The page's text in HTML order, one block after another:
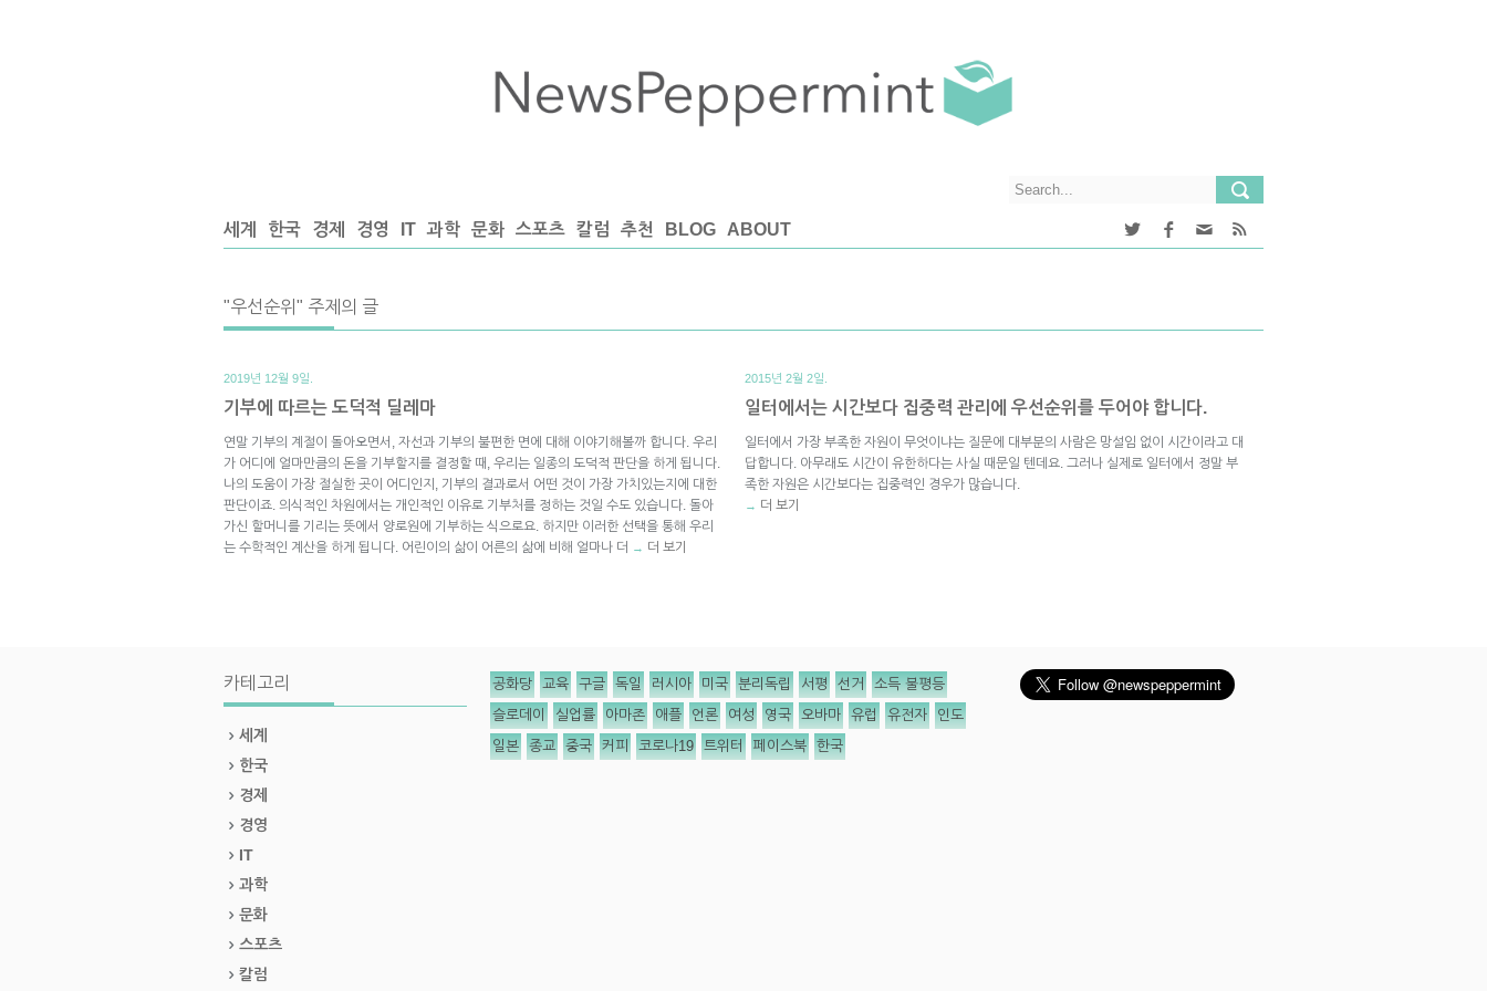
세계 한국 경제 경영 IT 과학 문화 스포츠 칼럼 추천 BLOG ABOUT
"우선순위" 주제의 글
2019년 12월 9일.
기부에 따르는 도덕적 딜레마
연말 기부의 계절이 돌아오면서, 자선과 기부의 불편한 면에 대해 이야기해볼까 합니다. 우리
가 어디에 얼마만큼의 돈을 기부할지를 결정할 때, 우리는 일종의 도덕적 판단을 하게 됩니다.
나의 도움이 가장 절실한 곳이 어디인지, 기부의 결과로서 어떤 것이 가장 가치있는지에 대한
판단이죠. 의식적인 차원에서는 개인적인 이유로 기부처를 정하는 것일 수도 있습니다. 돌아
가신 할머니를 기리는 뜻에서 양로원에 기부하는 식으로요. 하지만 이러한 선택을 통해 우리
는 수학적인 계산을 하게 됩니다. 어린이의 삶이 어른의 삶에 비해 얼마나 더 → 더 보기
2015년 2월 2일.
일터에서는 시간보다 집중력 관리에 우선순위를 두어야 합니다.
일터에서 가장 부족한 자원이 무엇이냐는 질문에 대부분의 사람은 망설임 없이 시간이라고 대
답합니다. 아무래도 시간이 유한하다는 사실 때문일 텐데요. 그러나 실제로 일터에서 정말 부
족한 자원은 시간보다는 집중력인 경우가 많습니다.
→ 더 보기
카테고리
세계
한국
경제
경영
IT
과학
문화
스포츠
칼럼
공화당 교육 구글 독일 러시아 미국 분리독립 서평 선거 소득 불평등
슬로데이 실업률 아마존 애플 언론 여성 영국 오바마 유럽 유전자 인도
일본 종교 중국 커피 코로나19 트위터 페이스북 한국